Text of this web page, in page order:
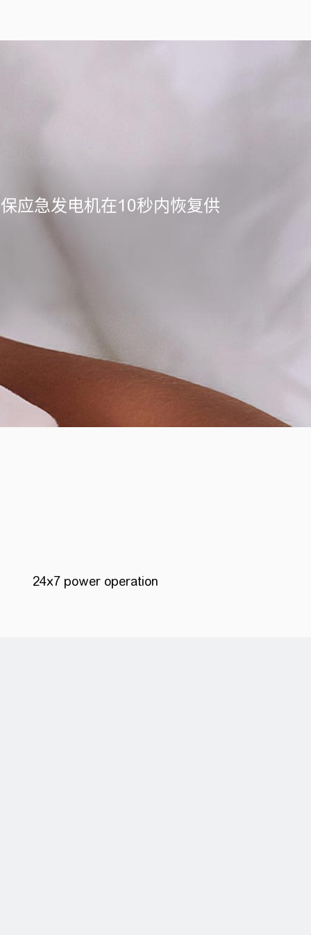
应急发电机在10秒内恢复供
24x7 power operation